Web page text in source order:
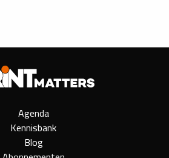
Agenda
Kennisbank
Blog